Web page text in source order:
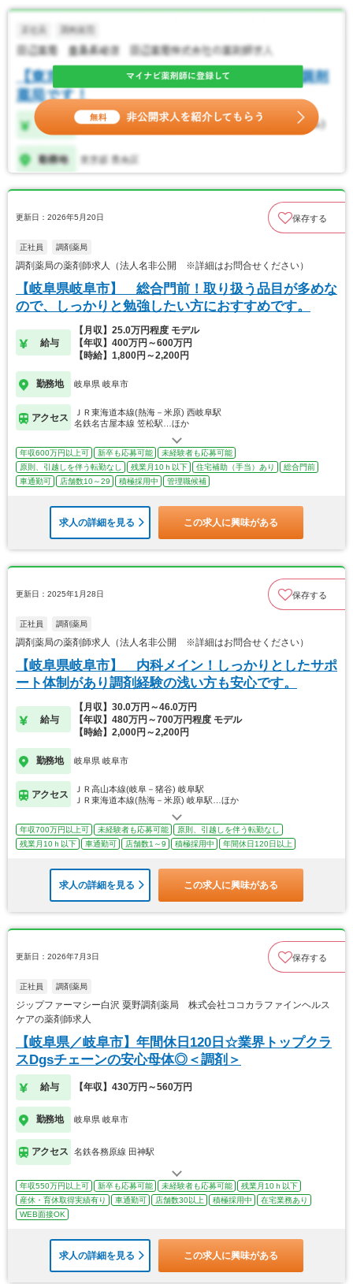
更新日：2026年5月20日 保存する
正社員 調剤薬局
調剤薬局の薬剤師求人（法人名非公開 ※詳細はお問合せください）
【岐阜県岐阜市】 総合門前！取り扱う品目が多めな
ので、しっかりと勉強したい方におすすめです。
給与
【月収】25.0万円程度 モデル
【年収】400万円～600万円
【時給】1,800円～2,200円
勤務地 岐阜県 岐阜市
アクセス
ＪＲ東海道本線(熱海－米原) 西岐阜駅
名鉄名古屋本線 笠松駅…ほか
年収600万円以上可 新卒も応募可能
未経験者も応募可能
原則、引越しを伴う転勤なし
残業月10ｈ以下 住宅補助（手当）あり
総合門前
車通勤可
店舗数10～29 積極採用中 管理職候補
求人の詳細を見る この求人に興味がある
更新日：2025年1月28日 保存する
正社員 調剤薬局
調剤薬局の薬剤師求人（法人名非公開 ※詳細はお問合せください）
【岐阜県岐阜市】 内科メイン！しっかりとしたサポ
ート体制があり調剤経験の浅い方も安心です。
給与
【月収】30.0万円～46.0万円
【年収】480万円～700万円程度 モデル
【時給】2,000円～2,200円
勤務地 岐阜県 岐阜市
アクセス
ＪＲ高山本線(岐阜－猪谷) 岐阜駅
ＪＲ東海道本線(熱海－米原) 岐阜駅…ほか
年収700万円以上可 未経験者も応募可能
原則、引越しを伴う転勤なし
残業月10ｈ以下
車通勤可 店舗数1～9 積極採用中 年間休日120日以上
求人の詳細を見る この求人に興味がある
更新日：2026年7月3日 保存する
正社員 調剤薬局
ジップファーマシー白沢 粟野調剤薬局 株式会社ココカラファインヘルス
ケアの薬剤師求人
【岐阜県／岐阜市】年間休日120日☆業界トップクラ
スDgsチェーンの安心母体◎＜調剤＞
給与 【年収】430万円～560万円
勤務地 岐阜県 岐阜市
アクセス 名鉄各務原線 田神駅
年収550万円以上可 新卒も応募可能 未経験者も応募可能
残業月10ｈ以下
産休・育休取得実績有り
車通勤可 店舗数30以上 積極採用中
在宅業務あり
WEB面接OK
求人の詳細を見る この求人に興味がある